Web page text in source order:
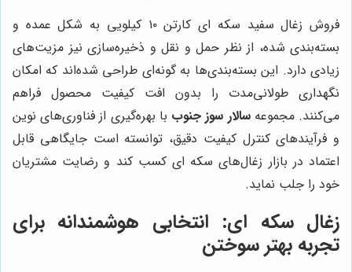
فروش زغال سفید سکه ای کارتن ۱۰ کیلویی به شکل عمده و
بسته‌بندی شده، از نظر حمل و نقل و ذخیره‌سازی نیز مزیت‌های
زیادی دارد. این بسته‌بندی‌ها به گونه‌ای طراحی شده‌اند که امکان
نگهداری طولانی‌مدت را بدون افت کیفیت محصول فراهم
می‌کنند. مجموعهسالار سوز جنوب با بهره‌گیری از فناوری‌های نوین
و فرآیندهای کنترل کیفیت دقیق، توانسته است جایگاهی قابل
اعتماد در بازار زغال‌های سکه ای کسب کند و رضایت مشتریان
خود را جلب نماید.
زغال سکه ای: انتخابی هوشمندانه برای
تجربه بهتر سوختن